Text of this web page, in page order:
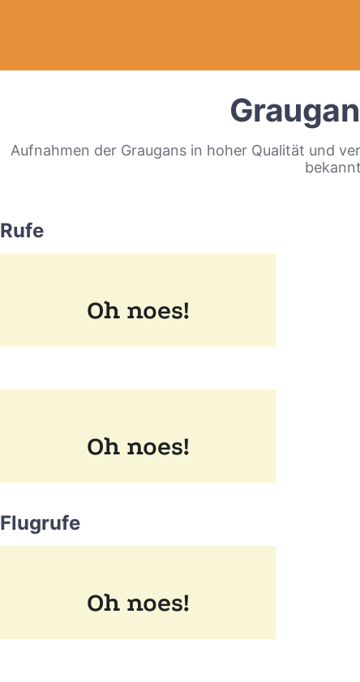
Aufnahmen der Graugans in hoher Qualität und
Rufe
Flugrufe